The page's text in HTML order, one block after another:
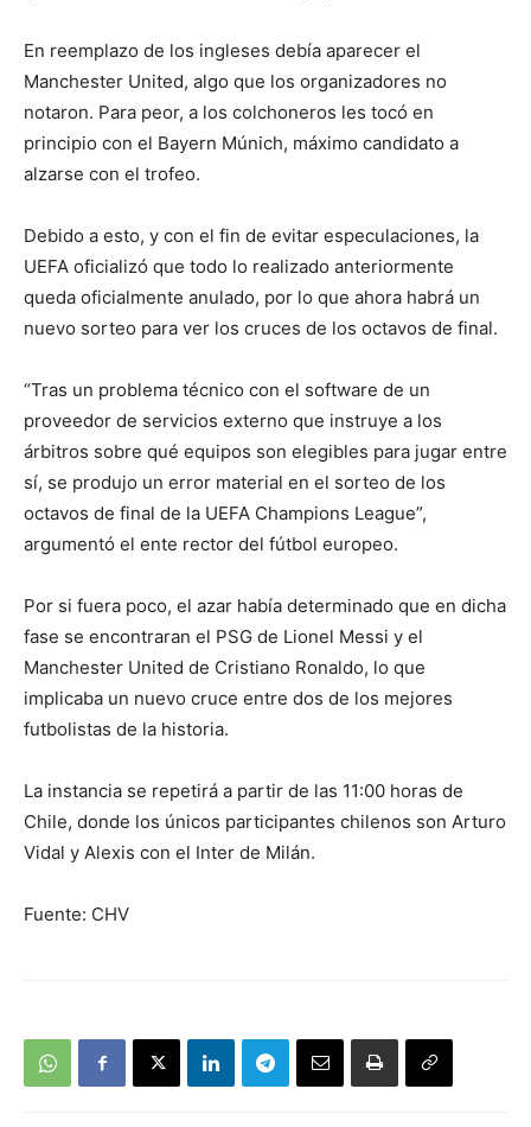
En reemplazo de los ingleses debía aparecer el
Manchester United, algo que los organizadores no
notaron. Para peor, a los colchoneros les tocó en
principio con el Bayern Múnich, máximo candidato a
alzarse con el trofeo.
Debido a esto, y con el fin de evitar especulaciones, la
UEFA oficializó que todo lo realizado anteriormente
queda oficialmente anulado, por lo que ahora habrá un
nuevo sorteo para ver los cruces de los octavos de final.
“Tras un problema técnico con el software de un
proveedor de servicios externo que instruye a los
árbitros sobre qué equipos son elegibles para jugar entre
sí, se produjo un error material en el sorteo de los
octavos de final de la UEFA Champions League”,
argumentó el ente rector del fútbol europeo.
Por si fuera poco, el azar había determinado que en dicha
fase se encontraran el PSG de Lionel Messi y el
Manchester United de Cristiano Ronaldo, lo que
implicaba un nuevo cruce entre dos de los mejores
futbolistas de la historia.
La instancia se repetirá a partir de las 11:00 horas de
Chile, donde los únicos participantes chilenos son Arturo
Vidal y Alexis con el Inter de Milán.
Fuente: CHV